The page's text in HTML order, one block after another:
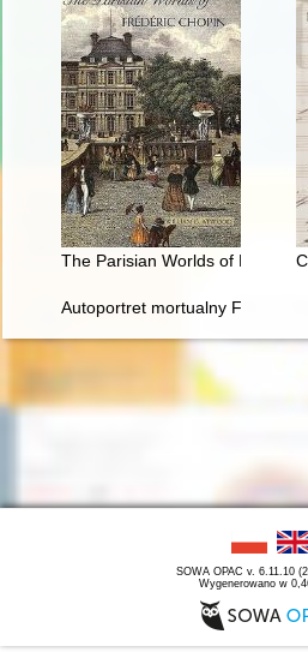
The Parisian Worlds of Frédéric
Autoportret mortualny
SOWA OPAC v. 6.11.10
Wygenerowano w